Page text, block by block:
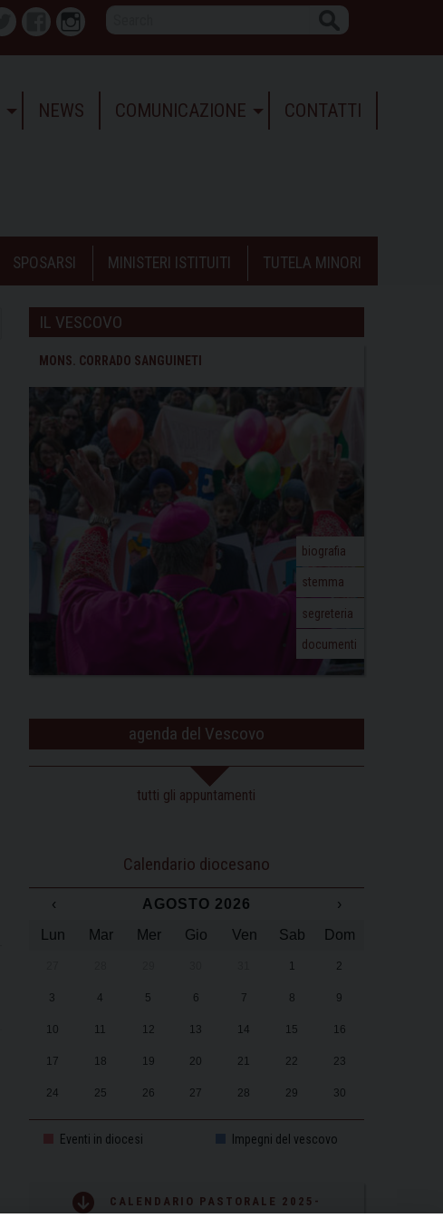
Twitter FacebookInstagram
NEWS COMUNICAZIONE CONTATTI
SPOSARSI MINISTERI ISTITUITI TUTELA MINORI
IL VESCOVO
MONS. CORRADO SANGUINETI
biografia
stemma
segreteria
documenti
agenda del Vescovo
tutti gli appuntamenti
Calendario diocesano
‹ AGOSTO 2026
›
Lun
Mar Mer Gio Ven Sab Dom
1 2
3 4 5 6 7 8 9
10 11 12 13 14 15 16
17 18 19 20 21 22 23
24 25 26 27 28 29 30
Eventi in diocesi Impegni del vescovo
CALENDARIO PASTORALE 2025-